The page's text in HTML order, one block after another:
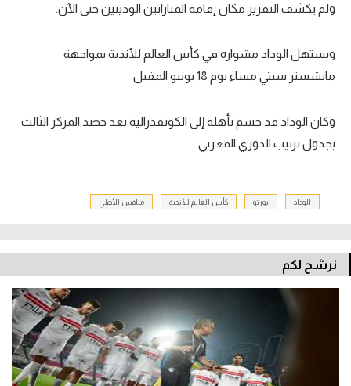
ولم يكشف التقرير مكان إقامة المباراتين الوديتين حتى الآن.
ويستهل الوداد مشواره في كأس العالم للأندية بمواجهة
مانشستر سيتي مساء يوم 18 يونيو المقبل.
وكان الوداد قد حسم تأهله إلى الكونفدرالية بعد حصد المركز الثالث
بجدول ترتيب الدوري المغربي.
الوداد بورتو كأس العالم للأندية منافس الأهلي
نرشح لكم